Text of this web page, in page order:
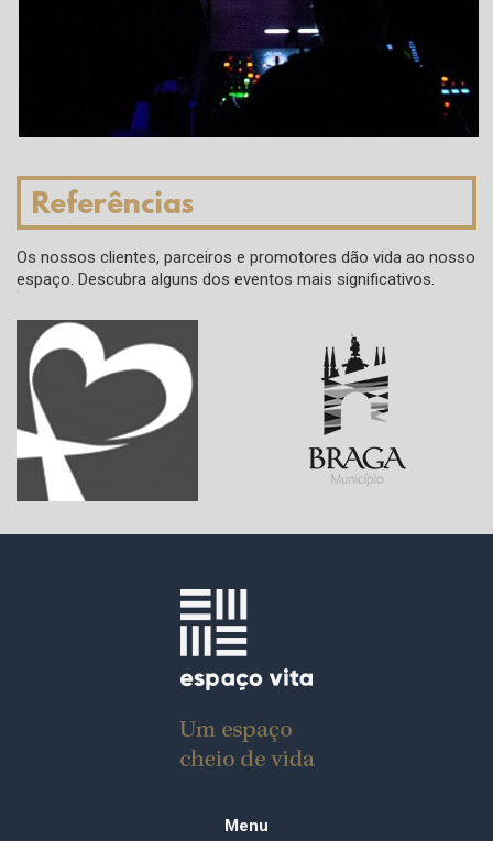
Referências
Os nossos clientes, parceiros e promotores dão vida ao nosso
espaço. Descubra alguns dos eventos mais significativos.
Menu